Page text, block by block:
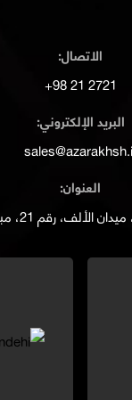
الاتصال:
2721 21 98+
البريد الإلكتروني:
العنوان:
رقم 21، مبنى أذرخش